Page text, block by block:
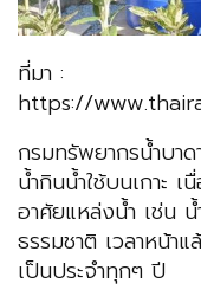
ที่มา :
https://
กรมทรัพยากรน้ำบาด
น้ำกินน้ำใช้บนเกาะ
อาศัยแหล่งน้ำ เช่น
ธรรมชาติ เวลาหน้า
เป็นประจำทุกๆ ปี